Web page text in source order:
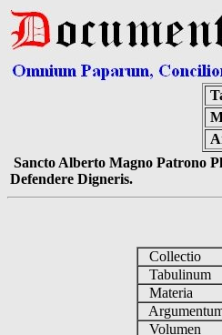
Sancto Alberto Magno Patrono
Defendere Digneris.
Collectio
Tabulinum
Materia
Volumen